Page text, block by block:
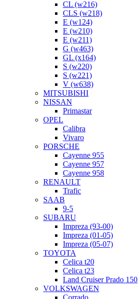
CL (w216)
CLS (w218)
E (w124)
E (w210)
E (w211)
G (w463)
GL (x164)
S (w220)
S (w221)
V (w638)
MITSUBISHI
NISSAN
Primastar
OPEL
Calibra
Vivaro
PORSCHE
Cayenne 955
Cayenne 957
Cayenne 958
RENAULT
Trafic
SAAB
9-5
SUBARU
Impreza (93-00)
Impreza (01-05)
Impreza (05-07)
TOYOTA
Celica t20
Celica t23
Land Cruiser Prado 150
VOLKSWAGEN
Corrado